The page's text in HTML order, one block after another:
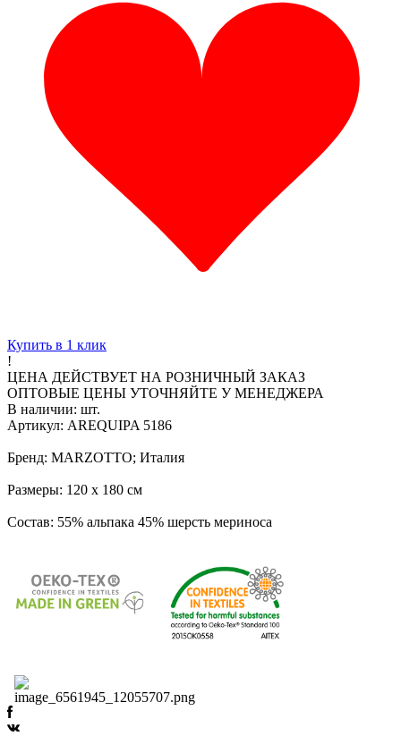
Купить в 1 клик
!
ЦЕНА ДЕЙСТВУЕТ НА РОЗНИЧНЫЙ ЗАКАЗ
ОПТОВЫЕ ЦЕНЫ УТОЧНЯЙТЕ У МЕНЕДЖЕРА
В наличии: шт.
Артикул: AREQUIPA 5186
Бренд: MARZOTTO; Италия
Размеры: 120 х 180 см
Состав: 55% альпака 45% шерсть мериноса